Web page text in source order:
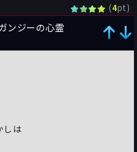
(4pt)
ンジーの心霊
しは